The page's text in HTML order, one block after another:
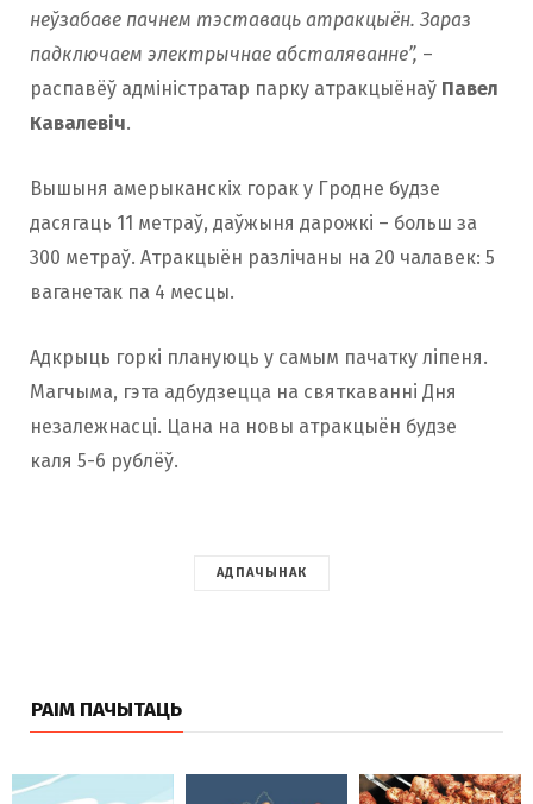
неўзабаве пачнем тэставаць атракцыён. Зараз
падключаем электрычнае абсталяванне”, –
распавёў адміністратар парку атракцыёнаў Павел
Кавалевіч.
Вышыня амерыканскіх горак у Гродне будзе
дасягаць 11 метраў, даўжыня дарожкі – больш за
300 метраў. Атракцыён разлічаны на 20 чалавек: 5
ваганетак па 4 месцы.
Адкрыць горкі плануюць у самым пачатку ліпеня.
Магчыма, гэта адбудзецца на святкаванні Дня
незалежнасці. Цана на новы атракцыён будзе
каля 5-6 рублёў.
АДПАЧЫНАК
РАІМ ПАЧЫТАЦЬ